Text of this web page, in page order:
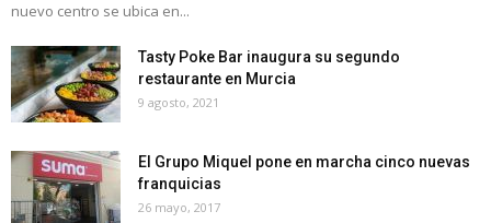
nuevo centro se ubica en...
Tasty Poke Bar inaugura su segundo
restaurante en Murcia
9 agosto, 2021
El Grupo Miquel pone en marcha cinco nuevas
franquicias
26 mayo, 2017